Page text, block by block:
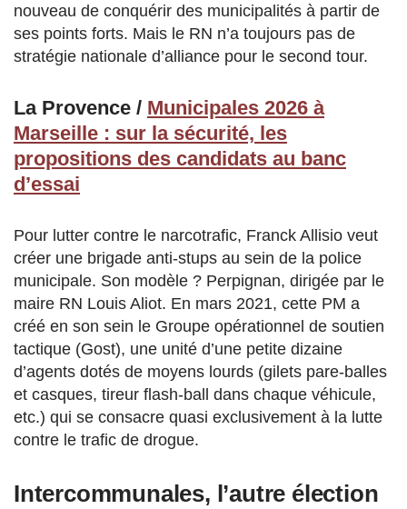
nouveau de conquérir des municipalités à partir de
ses points forts. Mais le RN n’a toujours pas de
stratégie nationale d’alliance pour le second tour.
La Provence / Municipales 2026 à
Marseille : sur la sécurité, les
propositions des candidats au banc
d’essai
Pour lutter contre le narcotrafic, Franck Allisio veut
créer une brigade anti-stups au sein de la police
municipale. Son modèle ? Perpignan, dirigée par le
maire RN Louis Aliot. En mars 2021, cette PM a
créé en son sein le Groupe opérationnel de soutien
tactique (Gost), une unité d’une petite dizaine
d’agents dotés de moyens lourds (gilets pare-balles
et casques, tireur flash-ball dans chaque véhicule,
etc.) qui se consacre quasi exclusivement à la lutte
contre le trafic de drogue.
Intercommunales, l’autre élection